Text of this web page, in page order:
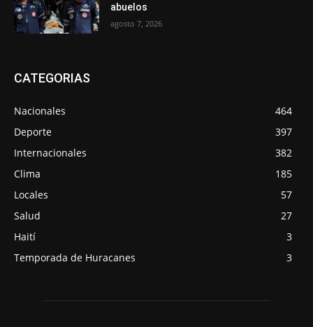
abuelos
agosto 7, 2026
CATEGORIAS
Nacionales
464
Deporte
397
Internacionales
382
Clima
185
Locales
57
Salud
27
Haití
3
Temporada de Huracanes
3